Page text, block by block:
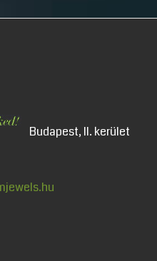
Budapest, II. kerület